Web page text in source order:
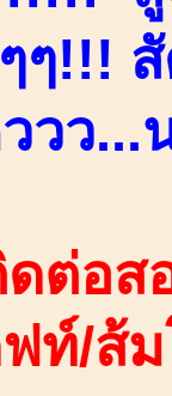
ๆ!!!
วว
ต่อส
ฟท์/ส้